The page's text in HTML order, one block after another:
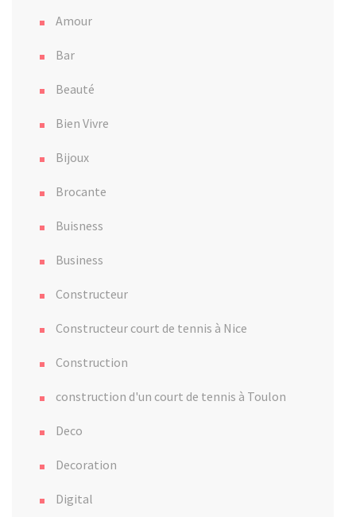
Amour
Bar
Beauté
Bien Vivre
Bijoux
Brocante
Buisness
Business
Constructeur
Constructeur court de tennis à Nice
Construction
construction d'un court de tennis à Toulon
Deco
Decoration
Digital